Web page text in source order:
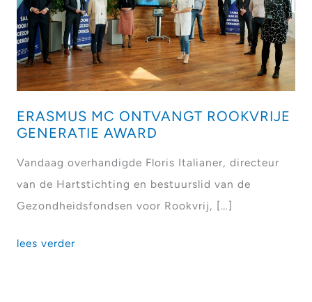
ERASMUS MC ONTVANGT ROOKVRIJE
GENERATIE AWARD
Vandaag overhandigde Floris Italianer, directeur
van de Hartstichting en bestuurslid van de
Gezondheidsfondsen voor Rookvrij, […]
Erasmus
lees verder